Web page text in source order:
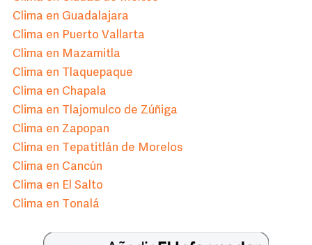
Clima en Guadalajara
Clima en Puerto Vallarta
Clima en Mazamitla
Clima en Tlaquepaque
Clima en Chapala
Clima en Tlajomulco de Zúñiga
Clima en Zapopan
Clima en Tepatitlán de Morelos
Clima en Cancún
Clima en El Salto
Clima en Tonalá